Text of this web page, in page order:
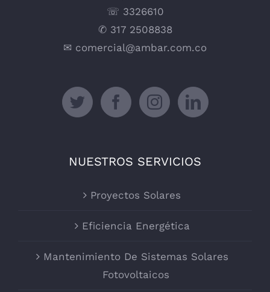
☏ 3326610
✆ 317 2508838
✉ comercial@ambar.com.co
NUESTROS SERVICIOS
Proyectos Solares
Eficiencia Energética
Mantenimiento De Sistemas Solares
Fotovoltaicos